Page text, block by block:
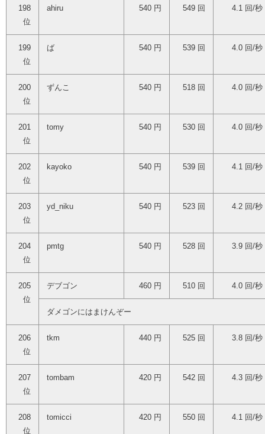
198
位
ahiru 540 円 549 回 4.1 回/秒
199
位
ば 540 円 539 回 4.0 回/秒
200
位
ずんこ 540 円 518 回 4.0 回/秒
201
位
tomy 540 円 530 回 4.0 回/秒
202
位
kayoko 540 円 539 回 4.1 回/秒
203
位
yd_niku 540 円 523 回 4.2 回/秒
204
位
pmtg 540 円 528 回 3.9 回/秒
205
位
デブゴン 460 円 510 回 4.0 回/秒
ダメゴンにはまけんぞー
206
位
tkm 440 円 525 回 3.8 回/秒
207
位
tombam 420 円 542 回 4.3 回/秒
208
位
tomicci 420 円 550 回 4.1 回/秒